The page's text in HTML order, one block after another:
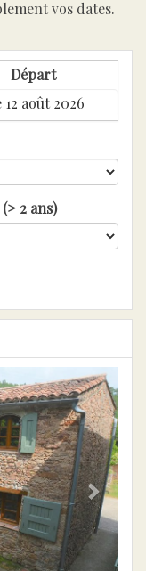
vos dates.
Départ
2 ans)
Next